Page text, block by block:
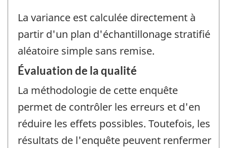
La variance est calculée directement à
partir d'un plan d'échantillonage stratifié
aléatoire simple sans remise.
Évaluation de la qualité
La méthodologie de cette enquête
permet de contrôler les erreurs et d'en
réduire les effets possibles. Toutefois, les
résultats de l'enquête peuvent renfermer